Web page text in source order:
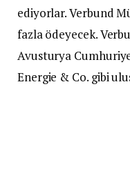
ediyorlar. Verbund
fazla ödeyecek.
Avusturya
Energie & Co. gibi